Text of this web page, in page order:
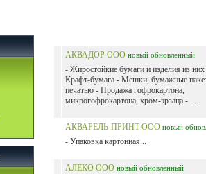
АКВАДОР ООО новый обновленный
- Жиростойкие бумаги и изделия из
Крафт-бумага - Мешки, бумажные
печатью - Продажа гофрокартона,
микрогофрокартона, хром-эрзаца - ...
АКВАРЕЛЬ-ПРИНТ ООО новый
- Упаковка картонная...
АЛЕКО ООО новый обновленный